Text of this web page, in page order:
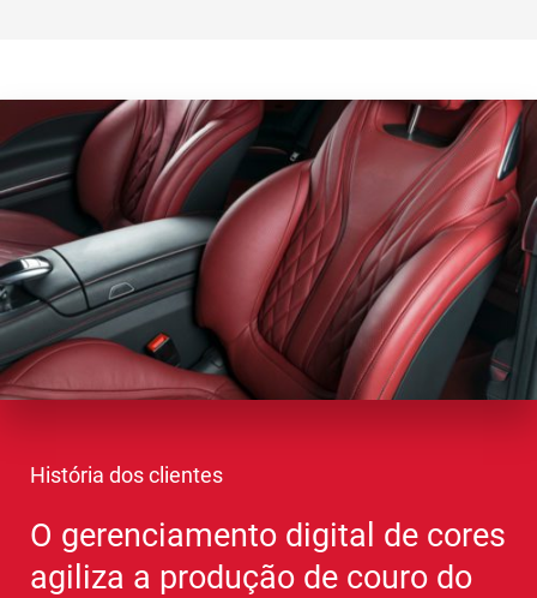
História dos clientes
O gerenciamento digital de cores
agiliza a produção de couro do